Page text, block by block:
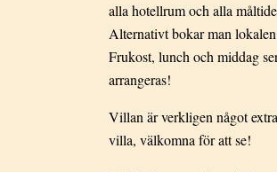
alla hotellrum och alla
Alternativt bokar man
Frukost, lunch och middag
arrangeras!
Villan är verkligen något
villa, välkomna för att se!